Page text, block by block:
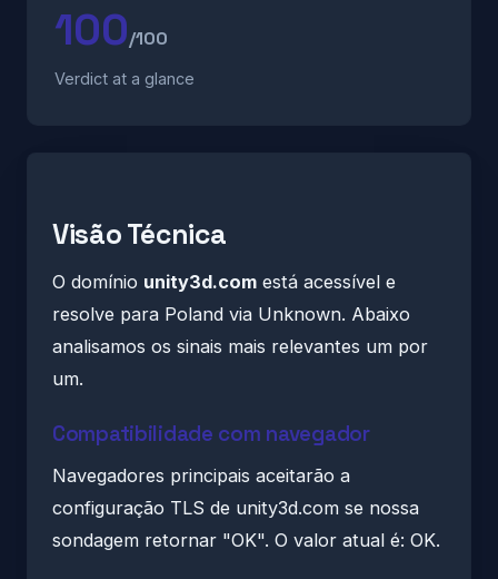
100/100
Verdict at a glance
Visão Técnica
O domínio unity3d.com está acessível e
resolve para Poland via Unknown. Abaixo
analisamos os sinais mais relevantes um por
um.
Compatibilidade com navegador
Navegadores principais aceitarão a
configuração TLS de unity3d.com se nossa
sondagem retornar "OK". O valor atual é: OK.